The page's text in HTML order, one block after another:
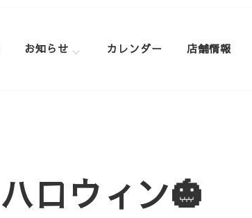
お知らせ カレンダー 店舗情報
ハロウィン🎃